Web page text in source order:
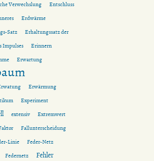
Verwechslung
Entschluss
Erdwärme
Satz
Erhaltungssatz der
Impulses
Erinnern
Erwartung
Erwärmung
Experiment
extensiv
Extremwert
Fallunterscheidung
Linie
Feder-Netz
Federnetz Fehler